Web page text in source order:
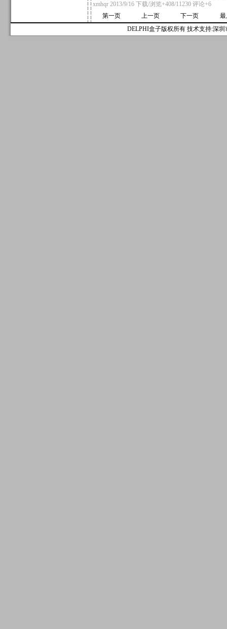
xmhqr 2013/9/16 下载/浏览+408/11230 评论+6
第一页
上一页 下一页
DELPHI盒子版权所有 技术支持:深